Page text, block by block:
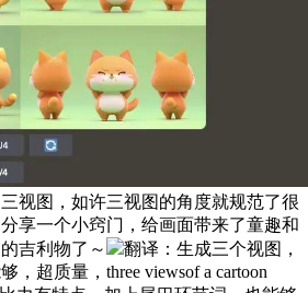
视图，如许三视图的角度就规范了很
享一个小窍门，给画面带来了童趣和
吉利物了～
翻译：生成三个视图，
，超质量，three viewsof a cartoon